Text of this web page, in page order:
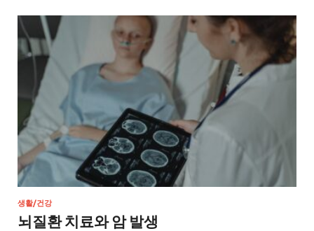
생활/건강
뇌질환 치료와 암 발생